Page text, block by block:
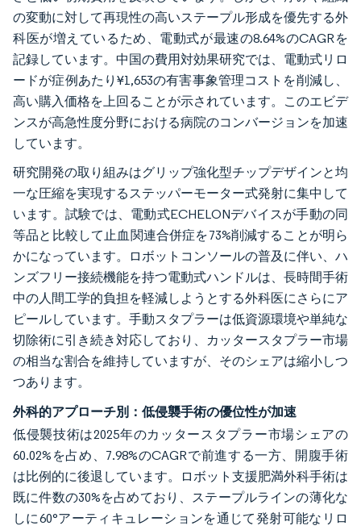
の変動に対して再現性の高いステープル形成を優先する外
科医が増えているため、電動式が最速の8.64%のCAGRを
記録しています。中国の費用対効果研究では、電動式リロ
ードが症例あたり¥1,653の有害事象管理コストを削減し、
高い購入価格を上回ることが示されています。このエビデ
ンスが高急性度分野における病院のコンバージョンを加速
しています。
研究開発の取り組みはグリップ強化型チップデザインと均
一な圧縮を実現するステッパーモーター式発射に集中して
います。試験では、電動式ECHELONデバイスが手動の同
等品と比較して止血関連合併症を73%削減することが明ら
かになっています。ロボットコンソールの普及に伴い、ハ
ンズフリー接続機能を持つ電動式ハンドルは、長時間手術
中の人間工学的負担を軽減しようとする外科医にさらにア
ピールしています。手動スタプラーは低資源環境や単純な
切除術に引き続き対応しており、カッタースタプラー市場
の相当な割合を維持していますが、そのシェアは縮小しつ
つあります。
外科的アプローチ別：低侵襲手術の優位性が加速
低侵襲技術は2025年のカッタースタプラー市場シェアの
60.02%を占め、7.98%のCAGRで前進する一方、開腹手術
は比例的に後退しています。ロボット支援肥満外科手術は
既に件数の30%を占めており、ステープルラインの薄化な
しに60°アーティキュレーションを通じて発射可能なリロ